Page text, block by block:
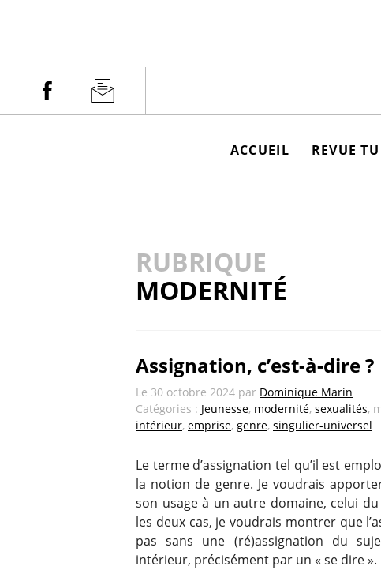
Facebook Newsletter
ACCUEIL REVUE
RUBRIQUE
MODERNITÉ
Assignation, c’est-à-dire ?
Le 30 octobre 2024 par Dominique Marin
Catégories : Jeunesse, modernité, sexualités,
intérieur, emprise, genre, singulier-universel
Le terme d’assignation tel qu’il est
la notion de genre. Je voudrais
son usage à un autre domaine, celui
les deux cas, je voudrais montrer que
pas sans une (ré)assignation du
intérieur, précisément par un « se dire ».